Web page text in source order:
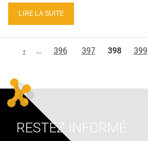
LIRE LA SUITE
‹
… 396 397 398 399
RESTEZ INFORMÉ